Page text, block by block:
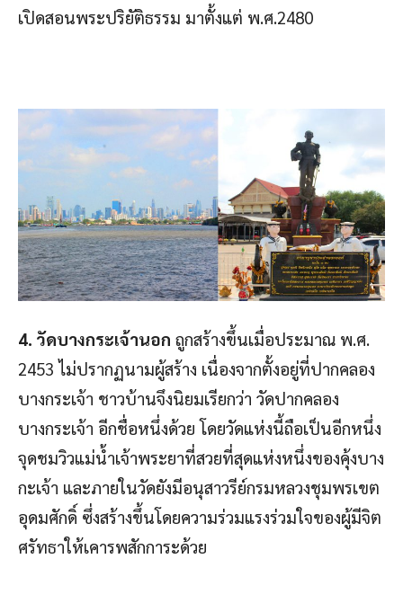
เปิดสอนพระปริยัติธรรม มาตั้งแต่ พ.ศ.2480
4. วัดบางกระเจ้านอก ถูกสร้างขึ้นเมื่อประมาณ พ.ศ.
2453 ไม่ปรากฏนามผู้สร้าง เนื่องจากตั้งอยู่ที่ปากคลอง
บางกระเจ้า ชาวบ้านจึงนิยมเรียกว่า วัดปากคลอง
บางกระเจ้า อีกชื่อหนึ่งด้วย โดยวัดแห่งนี้ถือเป็นอีกหนึ่ง
จุดชมวิวแม่น้ำเจ้าพระยาที่สวยที่สุดแห่งหนึ่งของคุ้งบาง
กะเจ้า และภายในวัดยังมีอนุสาวรีย์กรมหลวงชุมพรเขต
อุดมศักดิ์ ซึ่งสร้างขึ้นโดยความร่วมแรงร่วมใจของผู้มีจิต
ศรัทธาให้เคารพสักการะด้วย